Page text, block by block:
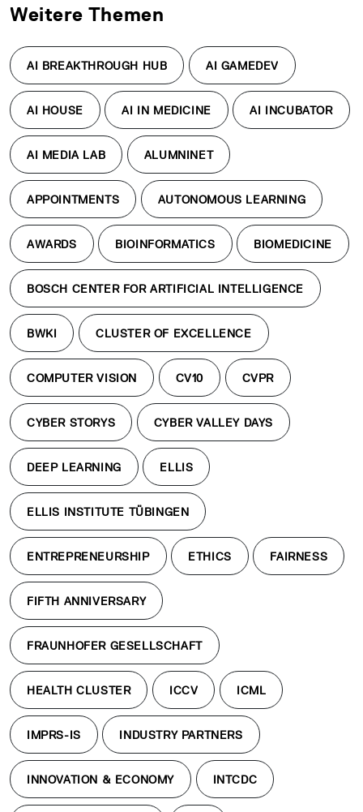
Weitere Themen
AI BREAKTHROUGH HUB AI GAMEDEV
AI HOUSE AI IN MEDICINE AI INCUBATOR
AI MEDIA LAB ALUMNINET
APPOINTMENTS AUTONOMOUS LEARNING
AWARDS BIOINFORMATICS BIOMEDICINE
BOSCH CENTER FOR ARTIFICIAL INTELLIGENCE
BWKI CLUSTER OF EXCELLENCE
COMPUTER VISION CV10 CVPR
CYBER STORYS CYBER VALLEY DAYS
DEEP LEARNING ELLIS
ELLIS INSTITUTE TÜBINGEN
ENTREPRENEURSHIP ETHICS FAIRNESS
FIFTH ANNIVERSARY
FRAUNHOFER GESELLSCHAFT
HEALTH CLUSTER ICCV ICML
IMPRS-IS INDUSTRY PARTNERS
INNOVATION & ECONOMY INTCDC